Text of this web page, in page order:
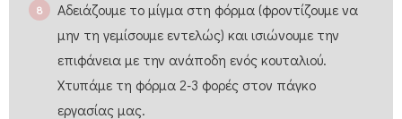
Αδειάζουμε το μίγμα στη φόρμα (φροντίζουμε να
μην τη γεμίσουμε εντελώς) και ισιώνουμε την
επιφάνεια με την ανάποδη ενός κουταλιού.
Χτυπάμε τη φόρμα 2-3 φορές στον πάγκο
εργασίας μας.